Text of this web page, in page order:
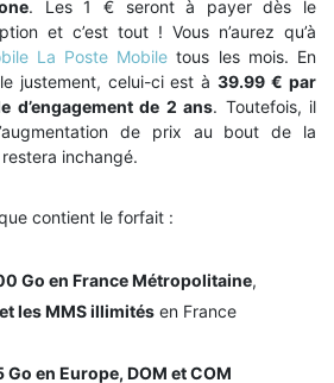
. Les 1 € seront à payer dès le
et c’est tout ! Vous n’aurez qu’à
La Poste Mobile tous les mois. En
justement, celui-ci est à39.99 € par
d’engagement de 2 ans. Toutefois, il
de prix au bout de la
inchangé.
contient le forfait :
Go en France Métropolitaine,
les MMS illimités en France
Go en Europe, DOM et COM